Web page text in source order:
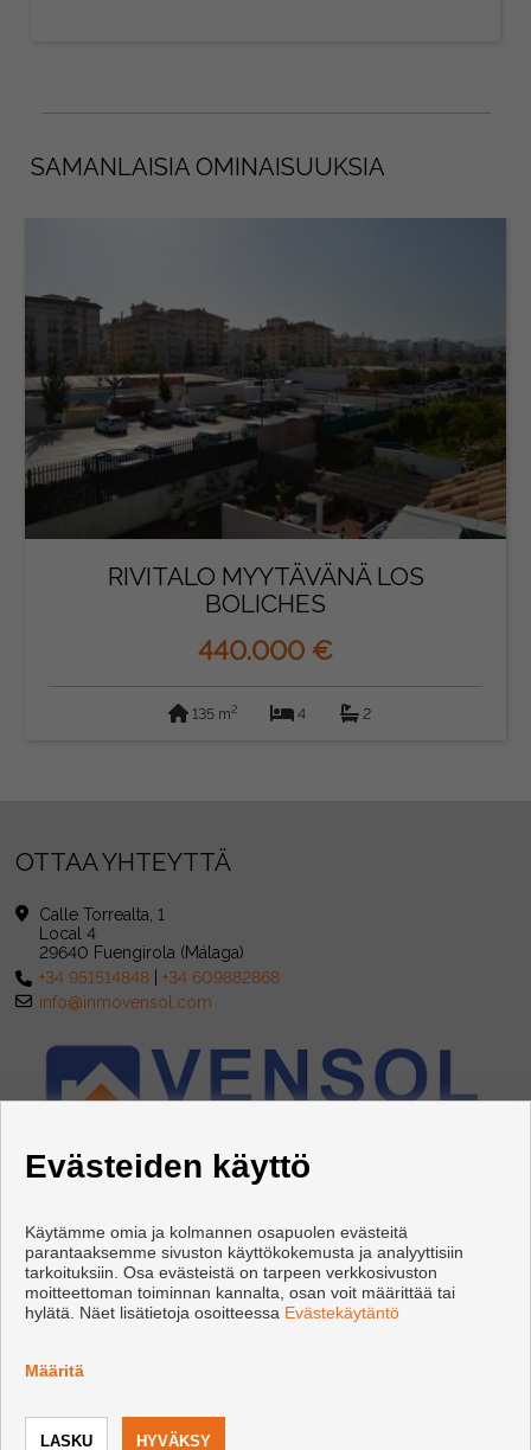
SAMANLAISIA OMINAISUUKSIA
RIVITALO MYYTÄVÄNÄ LOS
BOLICHES
440.000 €
135 m2 4 2
OTTAA YHTEYTTÄ
Calle Torrealta, 1
Local 4
29640 Fuengirola (Málaga)
+34 951514848 |+34 609882868
info@inmovensol.com
Evästeiden käyttö
Käytämme omia ja kolmannen osapuolen evästeitä
parantaaksemme sivuston käyttökokemusta ja analyyttisiin
tarkoituksiin. Osa evästeistä on tarpeen verkkosivuston
moitteettoman toiminnan kannalta, osan voit määrittää tai
hylätä. Näet lisätietoja osoitteessa Evästekäytäntö
Määritä